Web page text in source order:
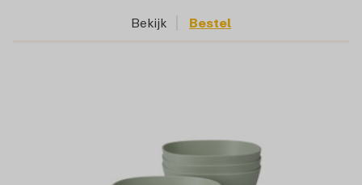
Bekijk Bestel